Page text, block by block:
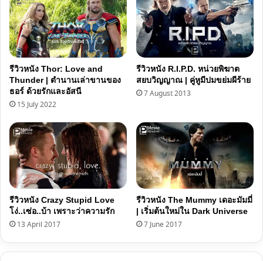
รีวิวหนัง Thor: Love and
Thunder | ตำนานเล่าขานของ
ธอร์ ด้วยรักและอัสนี
15 July 2022
รีวิวหนัง R.I.P.D. หน่วยพิฆาต
สยบวิญญาณ | คู่หูมีปมขย่มผีร้าย
7 August 2013
รีวิวหนัง Crazy Stupid Love
โง่..เซ่อ..บ้า เพราะว่าความรัก
13 April 2017
รีวิวหนัง The Mummy เดอะมัมมี่
| เริ่มต้นใหม่ใน Dark Universe
7 June 2017